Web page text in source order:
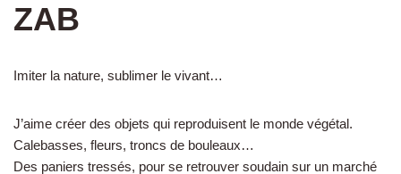
ZAB
Imiter la nature, sublimer le vivant…
J’aime créer des objets qui reproduisent le monde végétal.
Calebasses, fleurs, troncs de bouleaux…
Des paniers tressés, pour se retrouver soudain sur un marché